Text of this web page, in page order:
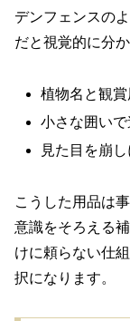
デンフェンスの
だと視覚的に分
植物名と観
小さな囲い
見た目を崩
こうした用品は
意識をそろえる
けに頼らない仕
択になります。